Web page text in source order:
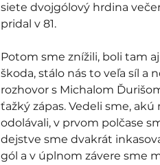
siete dvojgólový hrdina
pridal v 81.
Potom sme znížili, boli tam
škoda, stálo nás to veľa síl a
rozhovor s Michalom
ťažký zápas. Vedeli sme,
odolávali, v prvom polčase
dejstve sme dvakrát
gól a v úplnom závere sme